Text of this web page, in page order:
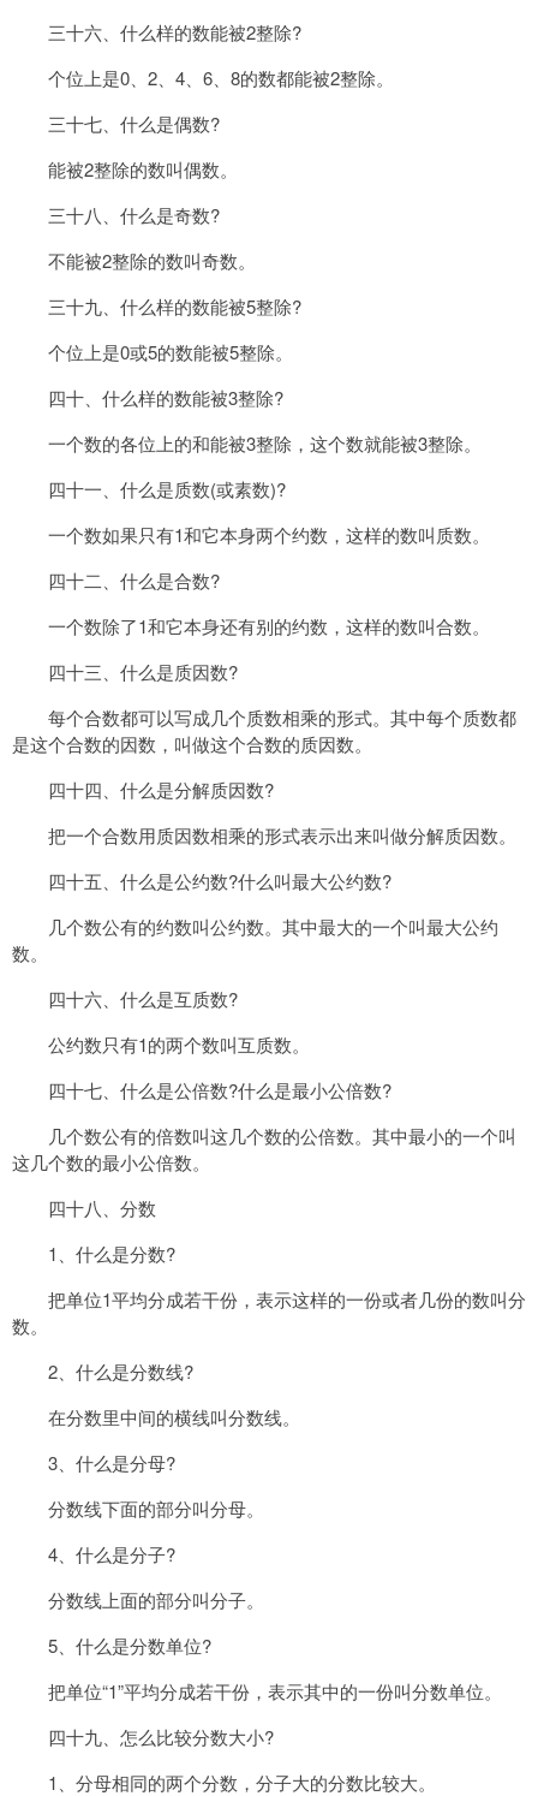
三十六、什么样的数能被2整除?
个位上是0、2、4、6、8的数都能被2整除。
三十七、什么是偶数?
能被2整除的数叫偶数。
三十八、什么是奇数?
不能被2整除的数叫奇数。
三十九、什么样的数能被5整除?
个位上是0或5的数能被5整除。
四十、什么样的数能被3整除?
一个数的各位上的和能被3整除，这个数就能被3整除。
四十一、什么是质数(或素数)?
一个数如果只有1和它本身两个约数，这样的数叫质数。
四十二、什么是合数?
一个数除了1和它本身还有别的约数，这样的数叫合数。
四十三、什么是质因数?
每个合数都可以写成几个质数相乘的形式。其中每个质数都
是这个合数的因数，叫做这个合数的质因数。
四十四、什么是分解质因数?
把一个合数用质因数相乘的形式表示出来叫做分解质因数。
四十五、什么是公约数?什么叫最大公约数?
几个数公有的约数叫公约数。其中最大的一个叫最大公约
数。
四十六、什么是互质数?
公约数只有1的两个数叫互质数。
四十七、什么是公倍数?什么是最小公倍数?
几个数公有的倍数叫这几个数的公倍数。其中最小的一个叫
这几个数的最小公倍数。
四十八、分数
1、什么是分数?
把单位1平均分成若干份，表示这样的一份或者几份的数叫分
数。
2、什么是分数线?
在分数里中间的横线叫分数线。
3、什么是分母?
分数线下面的部分叫分母。
4、什么是分子?
分数线上面的部分叫分子。
5、什么是分数单位?
把单位“1”平均分成若干份，表示其中的一份叫分数单位。
四十九、怎么比较分数大小?
1、分母相同的两个分数，分子大的分数比较大。